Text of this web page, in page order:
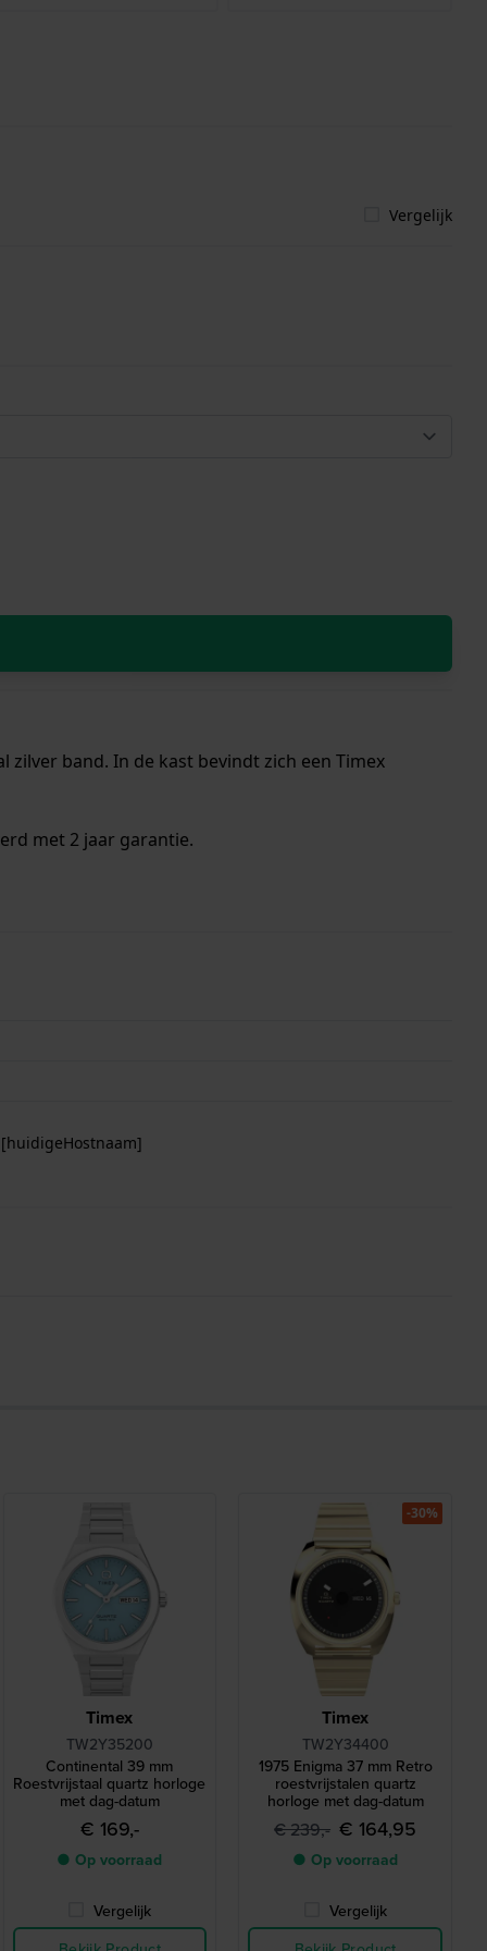
Vergelijk
zilver band. In de kast bevindt zich een Timex
met 2 jaar garantie.
Timex
TW2Y35200
Continental 39 mm
Roestvrijstaal quartz horloge
met dag-datum
€ 169,-
● Op voorraad
Vergelijk
Timex
TW2Y34400
1975 Enigma 37 mm Retro
roestvrijstalen quartz
horloge met dag-datum
€ 239,- € 164,95
● Op voorraad
Vergelijk
-30%